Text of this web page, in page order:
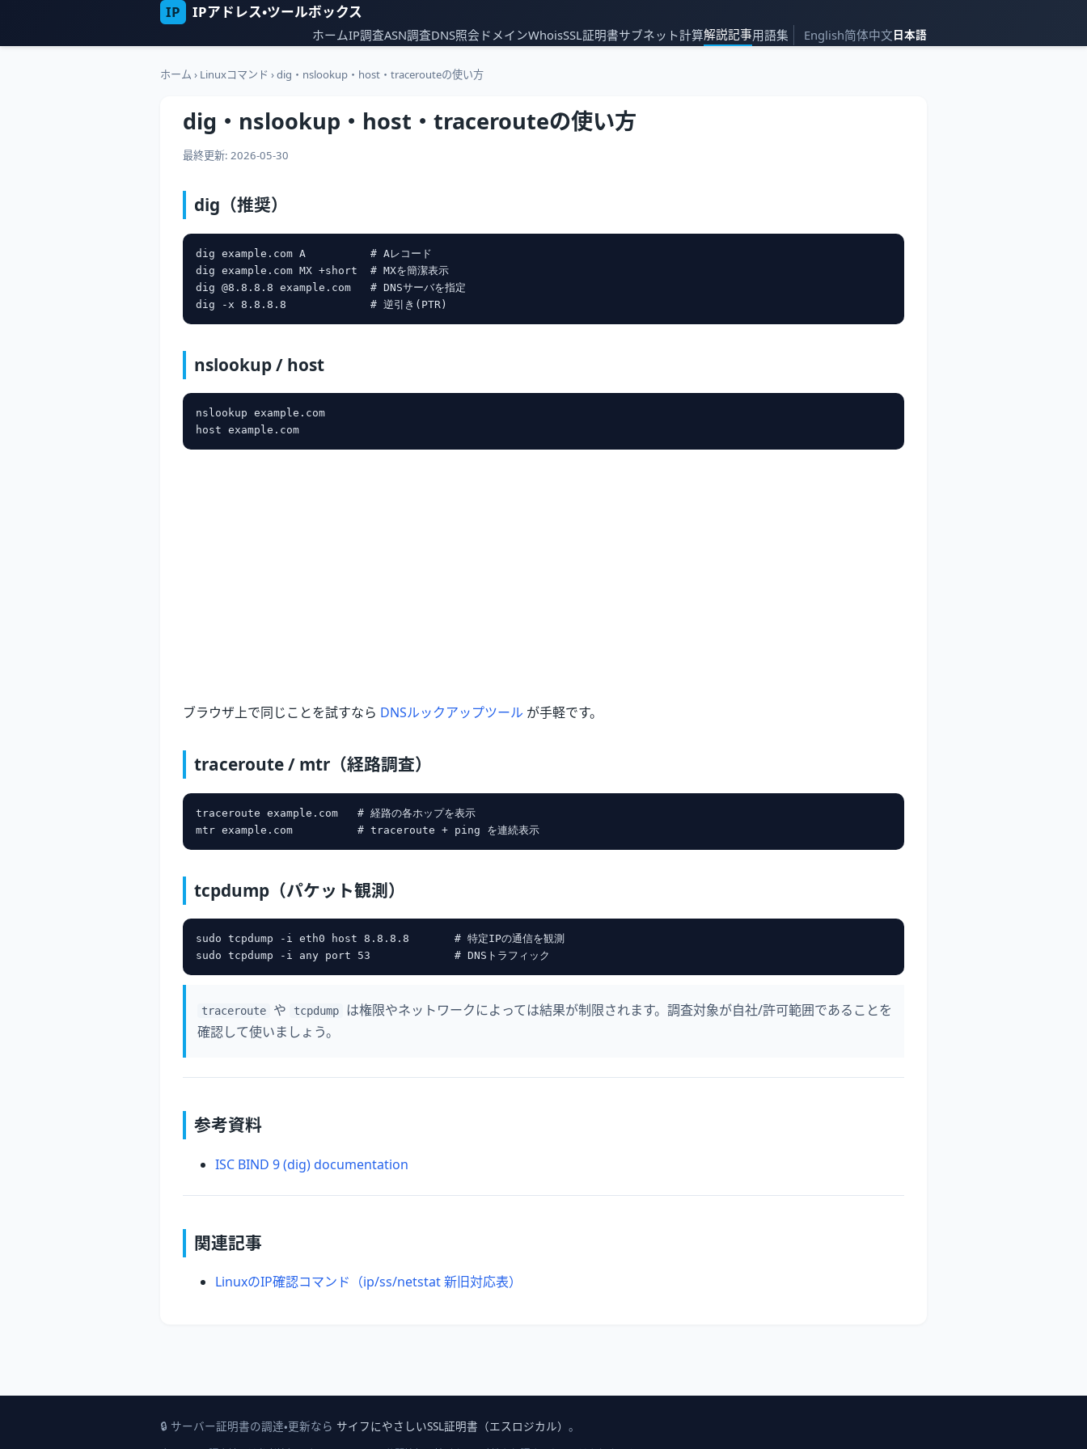
IP IPアドレス・ツールボックス
ホームIP調査ASN調査DNS照会 ドメインWhoisSSL証明書サブネット計算解説記事用語集 English简体中文日本語
ホーム › Linuxコマンド ›dig・nslookup・host・tracerouteの使い方
dig・nslookup・host・tracerouteの使い方
最終更新: 2026-05-30
dig（推奨）
dig example.com A          # Aレコード
dig example.com MX +short  # MXを簡潔表示
dig @8.8.8.8 example.com   # DNSサーバを指定
nslookup / host
nslookup example.com
ブラウザ上で同じことを試すなら DNSルックアップツール が手軽です。
traceroute / mtr（経路調査）
traceroute example.com   # 経路の各ホップを表示
tcpdump（パケット観測）
sudo tcpdump -i eth0 host 8.8.8.8       # 特定IPの通信を観測
traceroute や tcpdump
は権限やネットワークによっては結果が制限されます。調査対象が自社/許可範囲であることを
確認して使いましょう。
参考資料
ISC BIND 9 (dig) documentation
関連記事
LinuxのIP確認コマンド（ip/ss/netstat 新旧対応表）
🔒 サーバー証明書の調達・更新なら サイフにやさしいSSL証明書（エスロジカル） 。